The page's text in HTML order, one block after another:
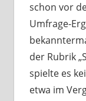
schon vor
Umfrage-
der Rubrik
spielte es
etwa im